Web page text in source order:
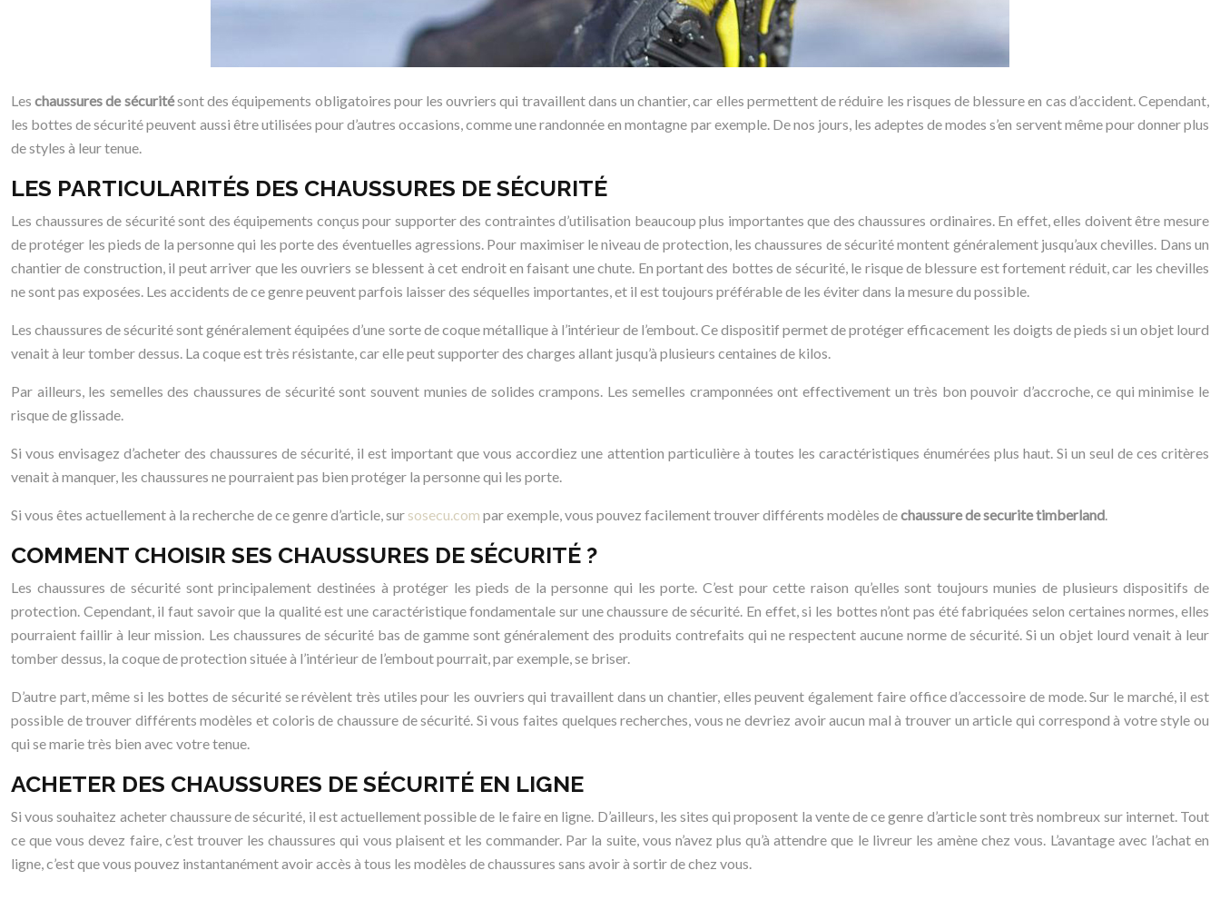
Leschaussures de sécuritésont des équipements obligatoires pour les ouvriers qui travaillent dans un chantier, car elles permettent de réduire les risques de blessure en cas d’accident. Cependant,
les bottes de sécurité peuvent aussi être utilisées pour d’autres occasions, comme une randonnée en montagne par exemple. De nos jours, les adeptes de modes s’en servent même pour donner plus
de styles à leur tenue.
LES PARTICULARITÉS DES CHAUSSURES DE SÉCURITÉ
Les chaussures de sécurité sont des équipements conçus pour supporter des contraintes d’utilisation beaucoup plus importantes que des chaussures ordinaires. En effet, elles doivent être mesure
de protéger les pieds de la personne qui les porte des éventuelles agressions. Pour maximiser le niveau de protection, les chaussures de sécurité montent généralement jusqu’aux chevilles. Dans un
chantier de construction, il peut arriver que les ouvriers se blessent à cet endroit en faisant une chute. En portant des bottes de sécurité, le risque de blessure est fortement réduit, car les chevilles
ne sont pas exposées. Les accidents de ce genre peuvent parfois laisser des séquelles importantes, et il est toujours préférable de les éviter dans la mesure du possible.
Les chaussures de sécurité sont généralement équipées d’une sorte de coque métallique à l’intérieur de l’embout. Ce dispositif permet de protéger efficacement les doigts de pieds si un objet lourd
venait à leur tomber dessus. La coque est très résistante, car elle peut supporter des charges allant jusqu’à plusieurs centaines de kilos.
Par ailleurs, les semelles des chaussures de sécurité sont souvent munies de solides crampons. Les semelles cramponnées ont effectivement un très bon pouvoir d’accroche, ce qui minimise le
risque de glissade.
Si vous envisagez d’acheter des chaussures de sécurité, il est important que vous accordiez une attention particulière à toutes les caractéristiques énumérées plus haut. Si un seul de ces critères
venait à manquer, les chaussures ne pourraient pas bien protéger la personne qui les porte.
Si vous êtes actuellement à la recherche de ce genre d’article, sur sosecu.com par exemple, vous pouvez facilement trouver différents modèles dechaussure de securite timberland.
COMMENT CHOISIR SES CHAUSSURES DE SÉCURITÉ ?
Les chaussures de sécurité sont principalement destinées à protéger les pieds de la personne qui les porte. C’est pour cette raison qu’elles sont toujours munies de plusieurs dispositifs de
protection. Cependant, il faut savoir que la qualité est une caractéristique fondamentale sur une chaussure de sécurité. En effet, si les bottes n’ont pas été fabriquées selon certaines normes, elles
pourraient faillir à leur mission. Les chaussures de sécurité bas de gamme sont généralement des produits contrefaits qui ne respectent aucune norme de sécurité. Si un objet lourd venait à leur
tomber dessus, la coque de protection située à l’intérieur de l’embout pourrait, par exemple, se briser.
D’autre part, même si les bottes de sécurité se révèlent très utiles pour les ouvriers qui travaillent dans un chantier, elles peuvent également faire office d’accessoire de mode. Sur le marché, il est
possible de trouver différents modèles et coloris de chaussure de sécurité. Si vous faites quelques recherches, vous ne devriez avoir aucun mal à trouver un article qui correspond à votre style ou
qui se marie très bien avec votre tenue.
ACHETER DES CHAUSSURES DE SÉCURITÉ EN LIGNE
Si vous souhaitez acheter chaussure de sécurité, il est actuellement possible de le faire en ligne. D’ailleurs, les sites qui proposent la vente de ce genre d’article sont très nombreux sur internet. Tout
ce que vous devez faire, c’est trouver les chaussures qui vous plaisent et les commander. Par la suite, vous n’avez plus qu’à attendre que le livreur les amène chez vous. L’avantage avec l’achat en
ligne, c’est que vous pouvez instantanément avoir accès à tous les modèles de chaussures sans avoir à sortir de chez vous.